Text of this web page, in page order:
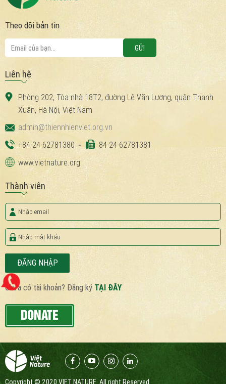
Theo dõi bản tin
Liên hệ
Phòng 202, Tòa nhà 18T2, đường Lê Văn Lương, quận Thanh
Xuân, Hà Nội, Việt Nam
admin@thiennhienviet.org.vn
+84-24-62781380
84-24-62781381
www.vietnature.org
Thành viên
ĐĂNG NHẬP
Chưa có tài khoản? Đăng ký TẠI ĐÂY
DONATE
Copyright © 2020 VIET NATURE. All right Reserved.